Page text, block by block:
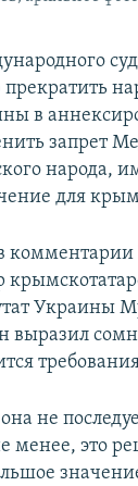
КРЫМА
прекратить
в
запрет
народа,
для
комментарии
Украины
выразил
не
менее, это